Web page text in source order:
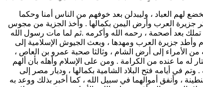
لهم العباد ، وليبدلن بعد خوفهم من الناس أمنا وحكما
جزيرة العرب وأرض اليمن بكمالها . وأخذ الجزية من مجوس
بعد أصحمة ، رحمه الله وأكرمه .ثم لما مات رسول الله
وأطد جزيرة العرب ومهدها ، وبعث الجيوش الإسلامية إلى
الأمراء إلى أرض الشام ، وثالثا صحبة عمرو بن العاص ،
له ما عنده من الكرامة . ومن على الإسلام وأهله بأن ألهم
في أيامه فتح البلاد الشامية بكمالها ، وديار مصر إلى
، وأنفق أموالهما في سبيل الله ، كما أخبر بذلك ووعد به